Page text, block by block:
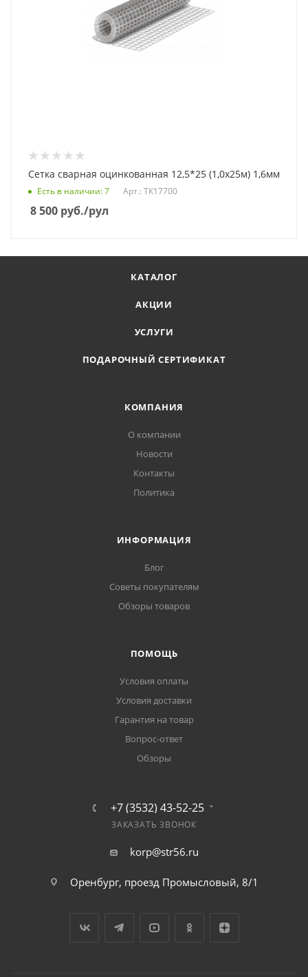
Сетка сварная оцинкованная 12,5*25 (1,0х25м) 1,6мм
Есть в наличии: 7 Арт.: ТК17700
8 500 руб./рул
КАТАЛОГ
АКЦИИ
УСЛУГИ
ПОДАРОЧНЫЙ СЕРТИФИКАТ
КОМПАНИЯ
О компании
Новости
Контакты
Политика
ИНФОРМАЦИЯ
Блог
Советы покупателям
Обзоры товаров
ПОМОЩЬ
Условия оплаты
Условия доставки
Гарантия на товар
Вопрос-ответ
Обзоры
+7 (3532) 43-52-25
ЗАКАЗАТЬ ЗВОНОК
korp@str56.ru
Оренбург, проезд Промысловый, 8/1